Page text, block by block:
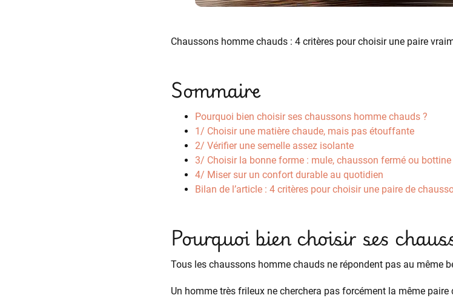
Chaussons homme chauds : 4 critères pour choisir une paire
Sommaire
Pourquoi bien choisir ses chaussons homme chauds ?
1/ Choisir une matière chaude, mais pas étouffante
2/ Vérifier une semelle assez isolante
3/ Choisir la bonne forme : mule, chausson fermé ou bottine
4/ Miser sur un confort durable au quotidien
Bilan de l’article : 4 critères pour choisir une paire de
Pourquoi bien choisir ses
Tous les chaussons homme chauds ne répondent pas au même
Un homme très frileux ne cherchera pas forcément la même